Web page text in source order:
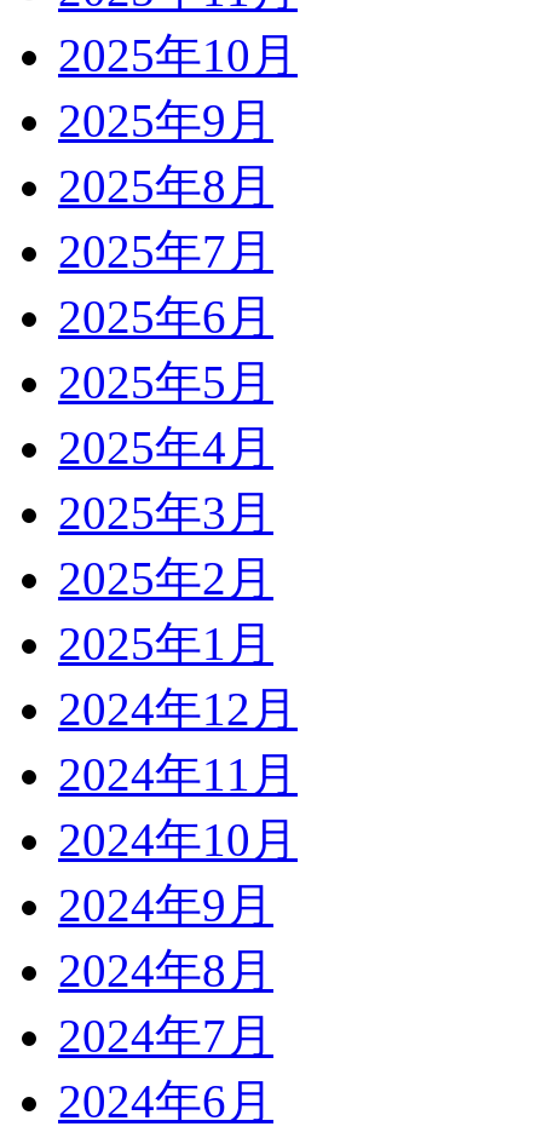
2025年10月
2025年9月
2025年8月
2025年7月
2025年6月
2025年5月
2025年4月
2025年3月
2025年2月
2025年1月
2024年12月
2024年11月
2024年10月
2024年9月
2024年8月
2024年7月
2024年6月